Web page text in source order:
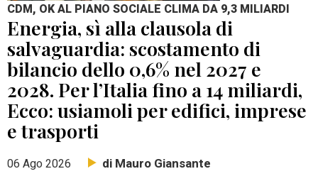
CDM, OK AL PIANO SOCIALE CLIMA DA 9,3 MILIARDI
Energia, sì alla clausola di
salvaguardia: scostamento di
bilancio dello 0,6% nel 2027 e
2028. Per l’Italia fino a 14 miliardi,
Ecco: usiamoli per edifici, imprese
e trasporti
06 Ago 2026 di Mauro Giansante